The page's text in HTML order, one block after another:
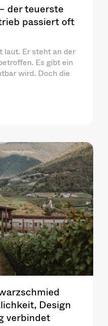
der teuerste
passiert oft
laut. Er steht an der
Es gibt ein
wird. Doch die
Design
verbindet